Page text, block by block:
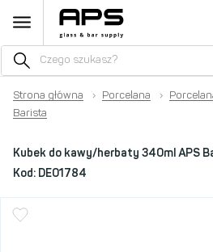
Strona główna › Porcelana ›
Barista
Kubek do kawy/herbaty 340ml APS
Kod: DE01784